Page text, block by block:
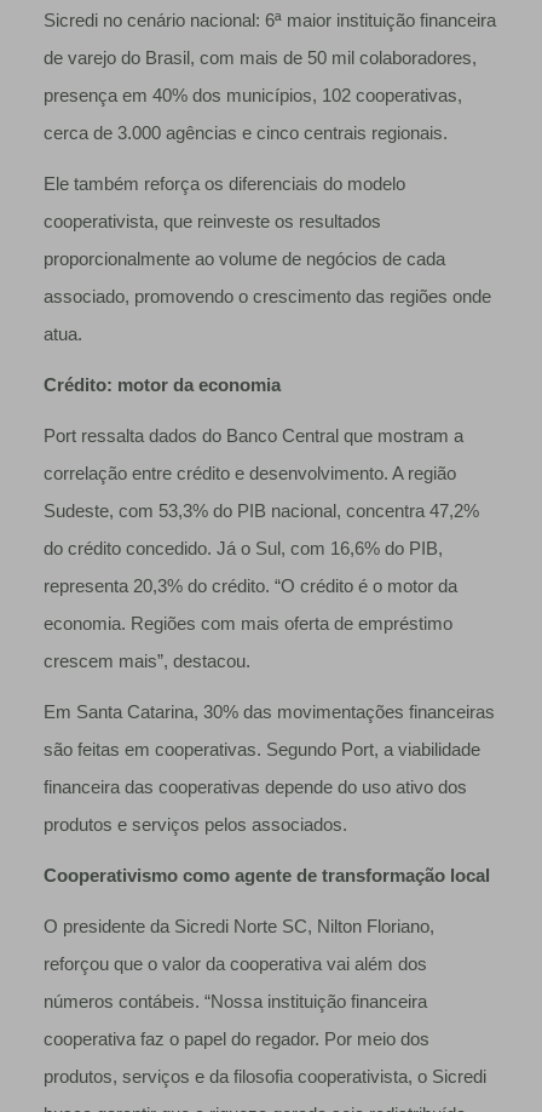
Sicredi no cenário nacional: 6ª maior instituição financeira
de varejo do Brasil, com mais de 50 mil colaboradores,
presença em 40% dos municípios, 102 cooperativas,
cerca de 3.000 agências e cinco centrais regionais.
Ele também reforça os diferenciais do modelo
cooperativista, que reinveste os resultados
proporcionalmente ao volume de negócios de cada
associado, promovendo o crescimento das regiões onde
atua.
Crédito: motor da economia
Port ressalta dados do Banco Central que mostram a
correlação entre crédito e desenvolvimento. A região
Sudeste, com 53,3% do PIB nacional, concentra 47,2%
do crédito concedido. Já o Sul, com 16,6% do PIB,
representa 20,3% do crédito. “O crédito é o motor da
economia. Regiões com mais oferta de empréstimo
crescem mais”, destacou.
Em Santa Catarina, 30% das movimentações financeiras
são feitas em cooperativas. Segundo Port, a viabilidade
financeira das cooperativas depende do uso ativo dos
produtos e serviços pelos associados.
Cooperativismo como agente de transformação local
O presidente da Sicredi Norte SC, Nilton Floriano,
reforçou que o valor da cooperativa vai além dos
números contábeis. “Nossa instituição financeira
cooperativa faz o papel do regador. Por meio dos
produtos, serviços e da filosofia cooperativista, o Sicredi